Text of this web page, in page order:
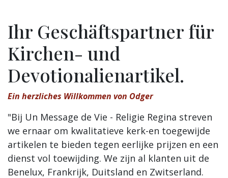
Ihr Geschäftspartner für
Kirchen- und
Devotionalienartikel.
Ein herzliches Willkommen von Odger
"Bij Un Message de Vie - Religie Regina streven
we ernaar om kwalitatieve kerk-en toegewijde
artikelen te bieden tegen eerlijke prijzen en een
dienst vol toewijding. We zijn al klanten uit de
Benelux, Frankrijk, Duitsland en Zwitserland.